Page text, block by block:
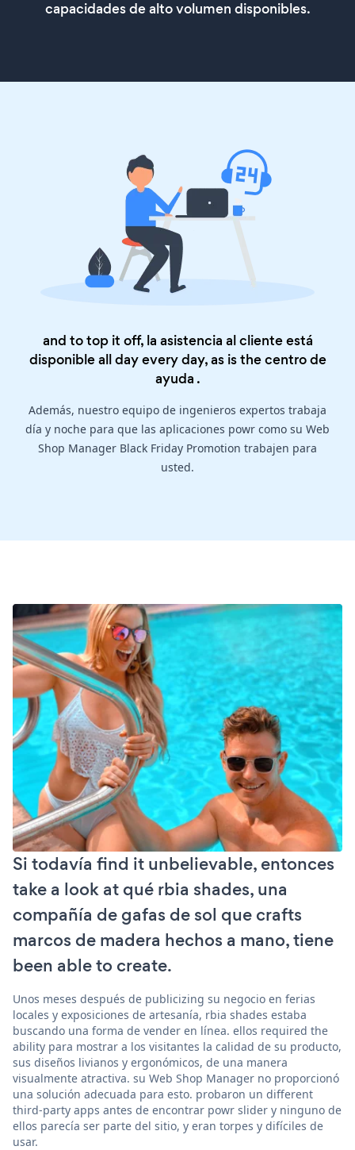
capacidades de alto volumen disponibles.
and to top it off, la asistencia al cliente está
disponible all day every day, as is thecentro de
ayuda .
Además, nuestro equipo de ingenieros expertos trabaja
día y noche para que las aplicaciones powr como su Web
Shop Manager Black Friday Promotion trabajen para
usted.
Si todavía find it unbelievable, entonces
take a look at qué rbia shades, una
compañía de gafas de sol que crafts
marcos de madera hechos a mano, tiene
been able to create.
Unos meses después de publicizing su negocio en ferias
locales y exposiciones de artesanía, rbia shades estaba
buscando una forma de vender en línea. ellos required the
ability para mostrar a los visitantes la calidad de su producto,
sus diseños livianos y ergonómicos, de una manera
visualmente atractiva. su Web Shop Manager no proporcionó
una solución adecuada para esto. probaron un different
third-party apps antes de encontrar powr slider y ninguno de
ellos parecía ser parte del sitio, y eran torpes y difíciles de
usar.